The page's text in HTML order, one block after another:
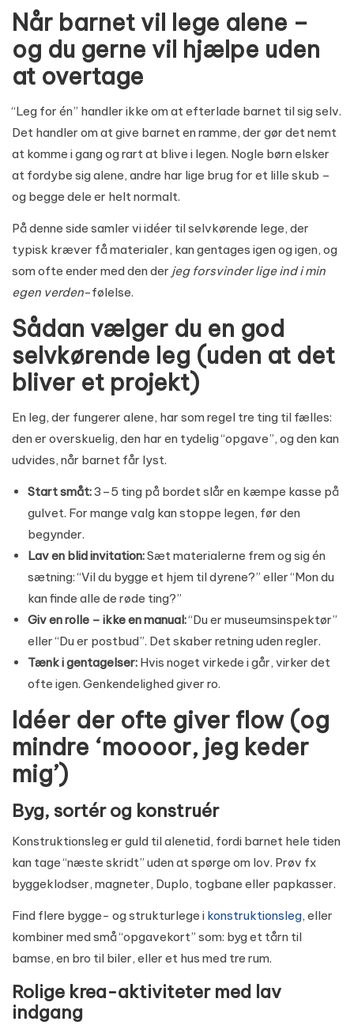
Når barnet vil lege alene –
og du gerne vil hjælpe uden
at overtage
“Leg for én” handler ikke om at efterlade barnet til sig selv.
Det handler om at give barnet en ramme, der gør det nemt
at komme i gang og rart at blive i legen. Nogle børn elsker
at fordybe sig alene, andre har lige brug for et lille skub –
og begge dele er helt normalt.
På denne side samler vi idéer til selvkørende lege, der
typisk kræver få materialer, kan gentages igen og igen, og
som ofte ender med den der jeg forsvinder lige ind i min
egen verden-følelse.
Sådan vælger du en god
selvkørende leg (uden at det
bliver et projekt)
En leg, der fungerer alene, har som regel tre ting til fælles:
den er overskuelig, den har en tydelig “opgave”, og den kan
udvides, når barnet får lyst.
Start småt:3–5 ting på bordet slår en kæmpe kasse på
gulvet. For mange valg kan stoppe legen, før den
begynder.
Lav en blid invitation:Sæt materialerne frem og sig én
sætning: “Vil du bygge et hjem til dyrene?” eller “Mon du
kan finde alle de røde ting?”
Giv en rolle – ikke en manual:“Du er museumsinspektør”
eller “Du er postbud”. Det skaber retning uden regler.
Tænk i gentagelser: Hvis noget virkede i går, virker det
ofte igen. Genkendelighed giver ro.
Idéer der ofte giver flow (og
mindre ‘moooor, jeg keder
mig’)
Byg, sortér og konstruér
Konstruktionsleg er guld til alenetid, fordi barnet hele tiden
kan tage “næste skridt” uden at spørge om lov. Prøv fx
byggeklodser, magneter, Duplo, togbane eller papkasser.
Find flere bygge- og strukturlege i konstruktionsleg, eller
kombiner med små “opgavekort” som: byg et tårn til
bamse, en bro til biler, eller et hus med tre rum.
Rolige krea-aktiviteter med lav
indgang